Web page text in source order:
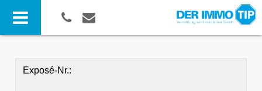
Exposé-Nr.: